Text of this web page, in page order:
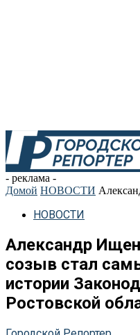
- реклама -
Домой НОВОСТИ
НОВОСТИ
Александр
созыв стал
истории
Ростовской